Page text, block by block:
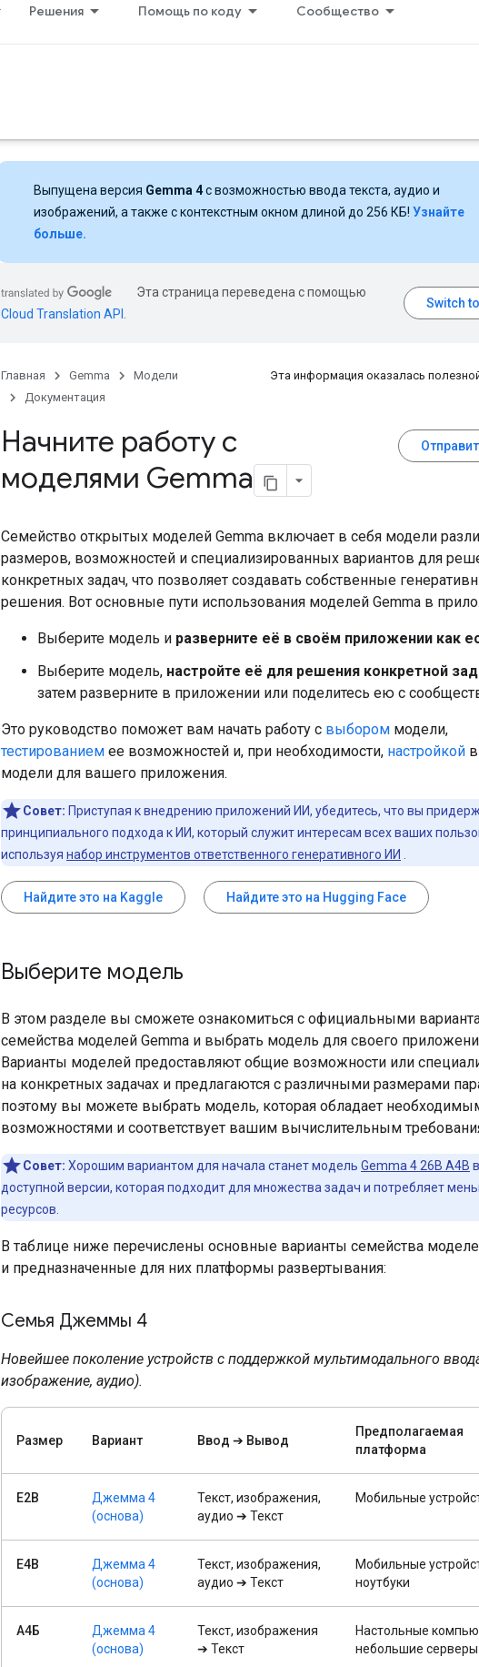
Решения Помощь по коду Сообщество
Выпущена версия Gemma 4с возможностью ввода текста, аудио и
изображений, а также с контекстным окном длиной до 256 КБ! Узнайте
больше.
Эта страница переведена с помощью
Cloud Translation API
Главная Gemma
Модели
Документация
Эта информация оказалась
Начните работу с
моделями Gemma
Семейство открытых моделей Gemma включает в себя модели
размеров, возможностей и специализированных вариантов для
конкретных задач, что позволяет создавать собственные
решения. Вот основные пути использования моделей Gemma в
Выберите модель и разверните её в своём приложении как
Выберите модель, настройте её для решения конкретной
затем разверните в приложении или поделитесь ею с
Это руководство поможет вам начать работу с выбором модели,
тестированием ее возможностей и, при необходимости, настройкой
модели для вашего приложения.
Совет: Приступая к внедрению приложений ИИ, убедитесь, что вы
принципиального подхода к ИИ, который служит интересам всех ваших
используя набор инструментов ответственного генеративного ИИ
Найдите это на Kaggle Найдите это на Hugging Face
Выберите модель
В этом разделе вы сможете ознакомиться с официальными
семейства моделей Gemma и выбрать модель для своего
Варианты моделей предоставляют общие возможности или
на конкретных задачах и предлагаются с различными размерами
поэтому вы можете выбрать модель, которая обладает
возможностями и соответствует вашим вычислительным
Совет: Хорошим вариантом для начала станет модель Gemma 4 26B A4B
доступной версии, которая подходит для множества задач и потребляет
ресурсов.
В таблице ниже перечислены основные варианты семейства
и предназначенные для них платформы развертывания:
Семья Джеммы 4
Новейшее поколение устройств с поддержкой мультимодального ввода
изображение, аудио).
Размер Вариант Ввод ➔ Вывод
Предполагаемая
платформа
E2B
Джемма 4
(основа)
Текст, изображения,
аудио ➔ Текст
Мобильные
E4B
Джемма 4
(основа)
Текст, изображения,
аудио ➔ Текст
Мобильные
ноутбуки
А4Б
Джемма 4
(основа)
Текст, изображения
➔ Текст
Настольные
небольшие серверы